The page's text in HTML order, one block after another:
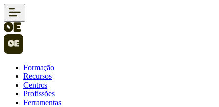
Formação
Recursos
Centros
Profissões
Ferramentas